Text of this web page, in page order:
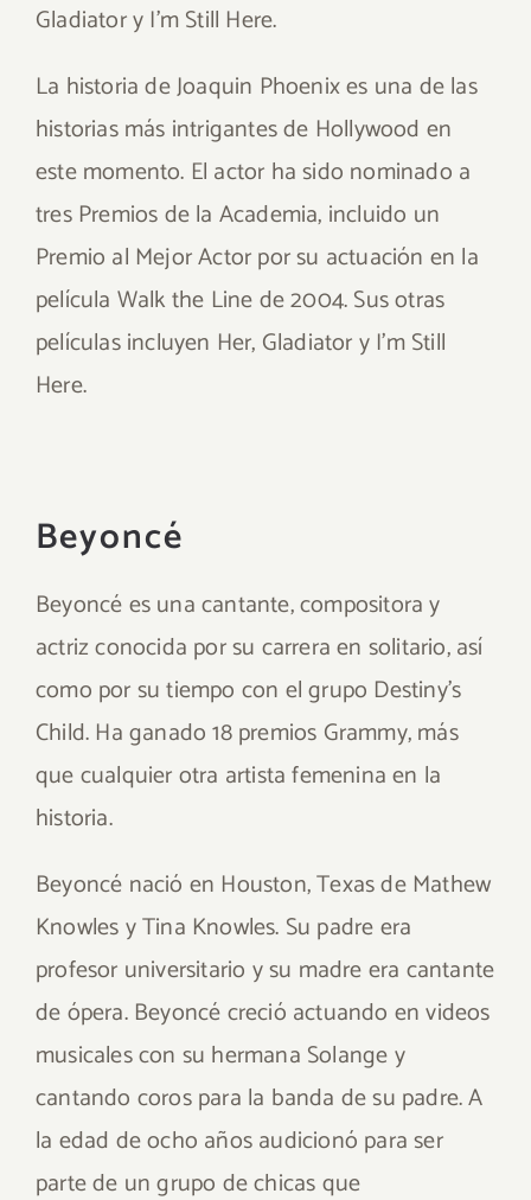
Gladiator y I’m Still Here.
La historia de Joaquin Phoenix es una de las
historias más intrigantes de Hollywood en
este momento. El actor ha sido nominado a
tres Premios de la Academia, incluido un
Premio al Mejor Actor por su actuación en la
película Walk the Line de 2004. Sus otras
películas incluyen Her, Gladiator y I’m Still
Here.
Beyoncé
Beyoncé es una cantante, compositora y
actriz conocida por su carrera en solitario, así
como por su tiempo con el grupo Destiny’s
Child. Ha ganado 18 premios Grammy, más
que cualquier otra artista femenina en la
historia.
Beyoncé nació en Houston, Texas de Mathew
Knowles y Tina Knowles. Su padre era
profesor universitario y su madre era cantante
de ópera. Beyoncé creció actuando en videos
musicales con su hermana Solange y
cantando coros para la banda de su padre. A
la edad de ocho años audicionó para ser
parte de un grupo de chicas que